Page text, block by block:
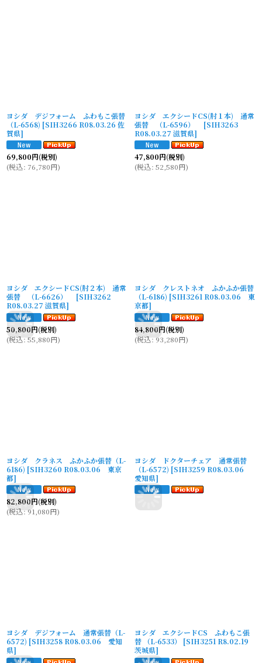
ヨシダ デジフォーム ふわもこ張替
（L-6568) [SIH3266 R08.03.26 佐
賀県]
69,800円(税別)
(税込: 76,780円)
ヨシダ エクシードCS(肘１本) 通常
張替 （L-6596）
[SIH3263
R08.03.27 滋賀県]
47,800円(税別)
(税込: 52,580円)
ヨシダ エクシードCS(肘２本) 通常
張替 （L-6626）
[SIH3262
R08.03.27 滋賀県]
50,800円(税別)
(税込:55,880円)
ヨシダ クレストネオ ふかふか張替
（L-6186) [SIH3261 R08.03.06 東
京都]
84,800円(税別)
(税込:93,280円)
ヨシダ クラネス ふかふか張替（L-
6186) [SIH3260 R08.03.06 東京
都]
82,800円(税別)
(税込:91,080円)
ヨシダ ドクターチェア 通常張替
（L-6572) [SIH3259 R08.03.06
愛知県]
ヨシダ デジフォーム 通常張替（L-
6572) [SIH3258 R08.03.06 愛知
県]
ヨシダ エクシードCS ふわもこ張
替 （L-6533）
[SIH3251 R8.02.19
茨城県]